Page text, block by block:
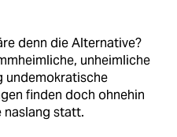
denn die Alternative?
unheimliche
undemokratische
finden doch ohnehin
statt.